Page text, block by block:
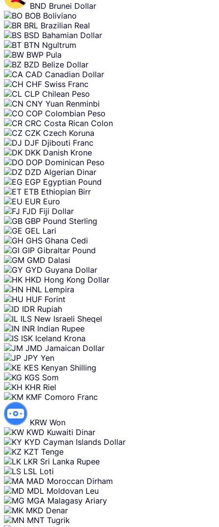
BND Brunei Dollar
BOB Boliviano
BRL Brazilian Real
BSD Bahamian Dollar
BTN Ngultrum
BWP Pula
BZD Belize Dollar
CAD Canadian Dollar
CHF Swiss Franc
CLP Chilean Peso
CNY Yuan Renminbi
COP Colombian Peso
CRC Costa Rican Colon
CZK Czech Koruna
DJF Djibouti Franc
DKK Danish Krone
DOP Dominican Peso
DZD Algerian Dinar
EGP Egyptian Pound
ETB Ethiopian Birr
EUR Euro
FJD Fiji Dollar
GBP Pound Sterling
GEL Lari
GHS Ghana Cedi
GIP Gibraltar Pound
GMD Dalasi
GYD Guyana Dollar
HKD Hong Kong Dollar
HNL Lempira
HUF Forint
IDR Rupiah
ILS New Israeli Sheqel
INR Indian Rupee
ISK Iceland Krona
JMD Jamaican Dollar
JPY Yen
KES Kenyan Shilling
KGS Som
KHR Riel
KMF Comoro Franc
KRW Won
KWD Kuwaiti Dinar
KYD Cayman Islands Dollar
KZT Tenge
LKR Sri Lanka Rupee
LSL Loti
MAD Moroccan Dirham
MDL Moldovan Leu
MGA Malagasy Ariary
MKD Denar
MNT Tugrik